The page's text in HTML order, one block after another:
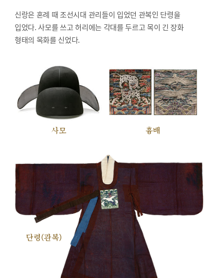
신랑은 혼례 때 조선시대 관리들이 입었던 관복인 단령을
입었다. 사모를 쓰고 허리에는 각대를 두르고 목이 긴 장화
형태의 목화를 신었다.
사모 흉배
단령(관복)